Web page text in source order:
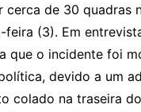
cerca de 30 quadras
feira (3). Em
que o incidente foi
devido a um
colado na traseira